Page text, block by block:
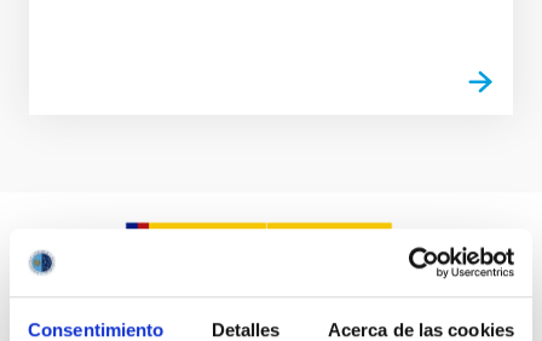
Consentimiento Detalles Acerca de las cookies